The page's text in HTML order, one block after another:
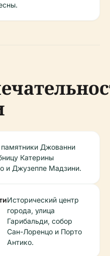
Джованни
Катерины
и Джузеппе Мадзини.
Исторический центр
города, улица
Гарибальди, собор
Сан-Лоренцо и Порто
Антико.